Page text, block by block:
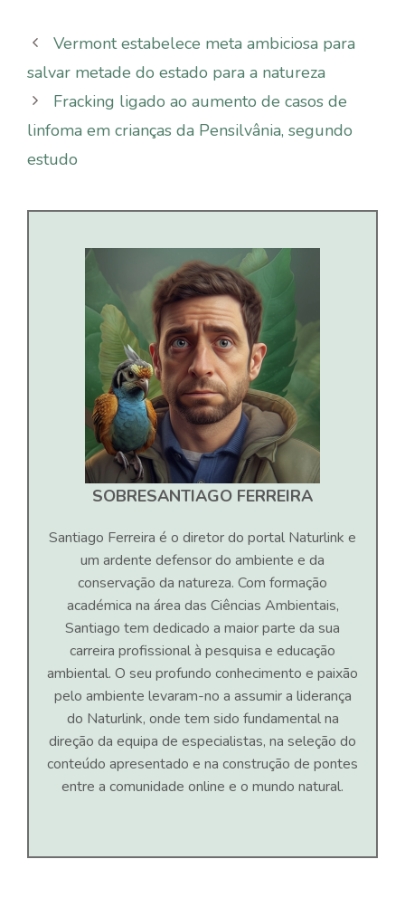
Vermont estabelece meta ambiciosa para
salvar metade do estado para a natureza
Fracking ligado ao aumento de casos de
linfoma em crianças da Pensilvânia, segundo
estudo
SOBRESANTIAGO FERREIRA
Santiago Ferreira é o diretor do portal Naturlink e
um ardente defensor do ambiente e da
conservação da natureza. Com formação
académica na área das Ciências Ambientais,
Santiago tem dedicado a maior parte da sua
carreira profissional à pesquisa e educação
ambiental. O seu profundo conhecimento e paixão
pelo ambiente levaram-no a assumir a liderança
do Naturlink, onde tem sido fundamental na
direção da equipa de especialistas, na seleção do
conteúdo apresentado e na construção de pontes
entre a comunidade online e o mundo natural.